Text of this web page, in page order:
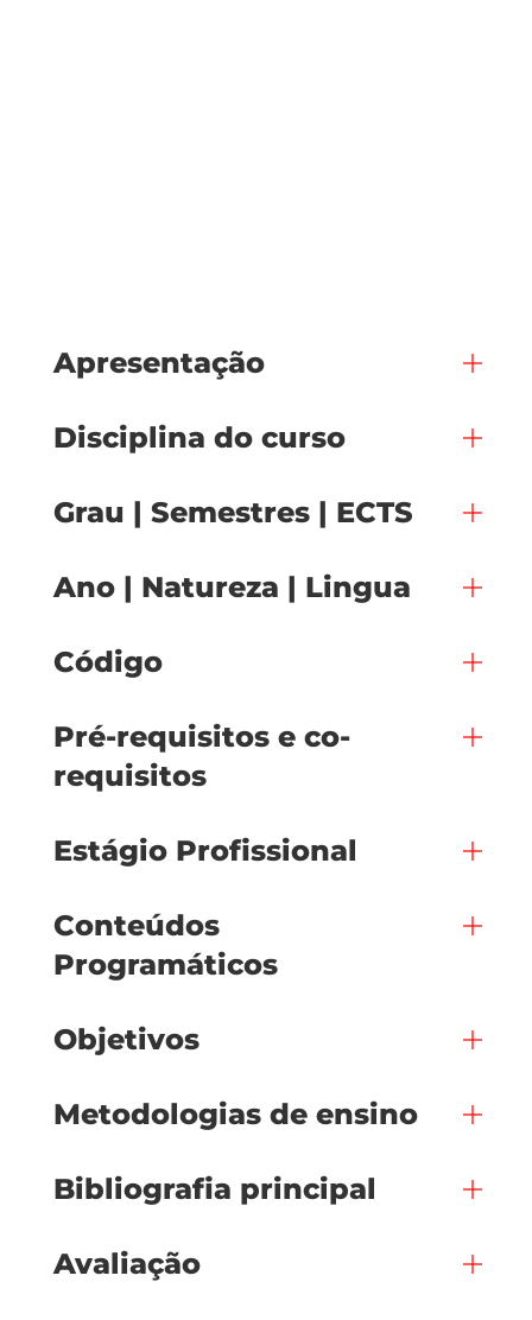
Apresentação
Disciplina do curso
Grau | Semestres | ECTS
Ano | Natureza | Lingua
Código
Pré-requisitos e co-
requisitos
Estágio Profissional
Conteúdos
Programáticos
Objetivos
Metodologias de ensino
Bibliografia principal
Avaliação